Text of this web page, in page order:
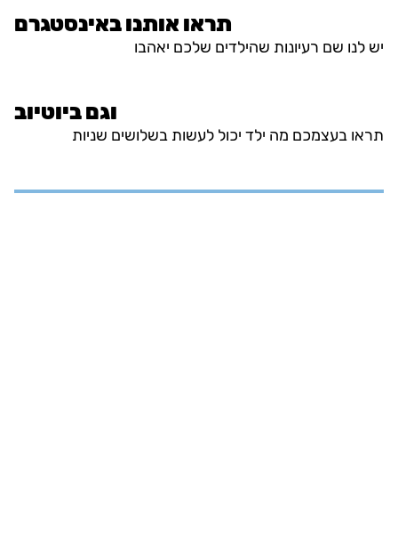
תראו אותנו באינסטגרם
יש לנו שם רעיונות שהילדים שלכם יאהבו
וגם ביוטיוב
תראו בעצמכם מה ילד יכול לעשות בשלושים שניות